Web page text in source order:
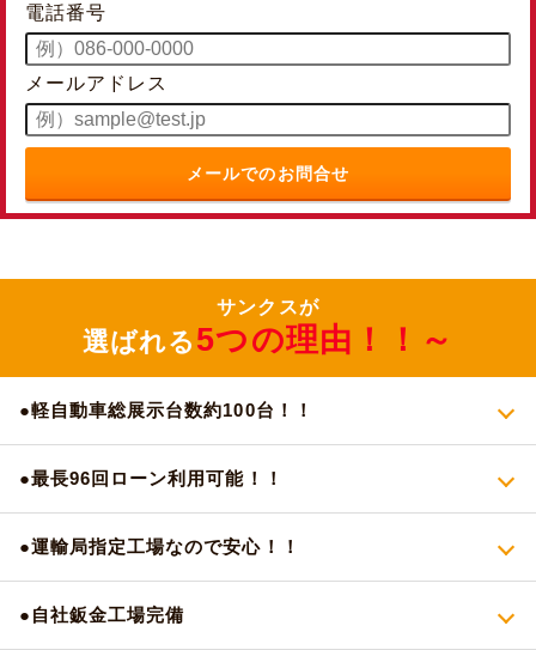
電話番号
メールアドレス
メールでのお問合せ
サンクスが
選ばれる 5つの理由！！～
●軽自動車総展示台数約100台！！
●最長96回ローン利用可能！！
●運輸局指定工場なので安心！！
●自社鈑金工場完備